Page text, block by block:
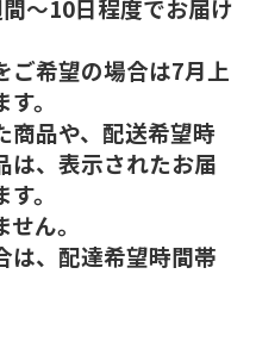
～10日程度でお届け
ご希望の場合は7月上
。
品や、配送希望時
は、表示されたお届
。
ん。
、配達希望時間帯